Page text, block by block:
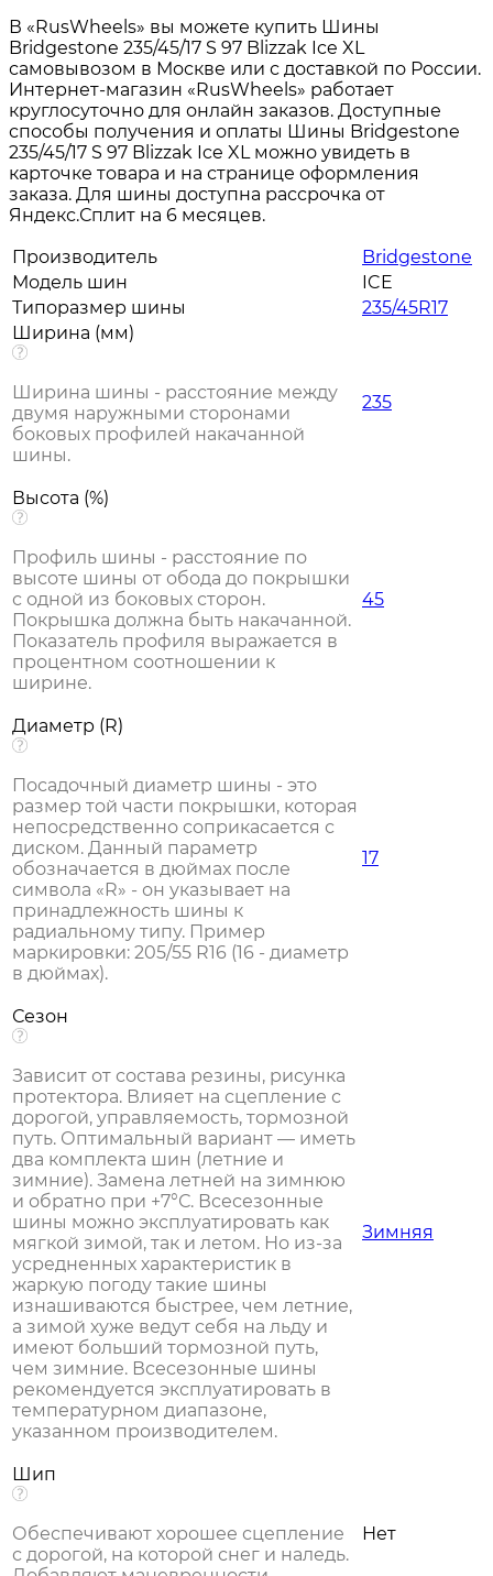
В «RusWheels» вы можете купить Шины
Bridgestone 235/45/17 S 97 Blizzak Ice XL
самовывозом в Москве или с доставкой по России.
Интернет-магазин «RusWheels» работает
круглосуточно для онлайн заказов. Доступные
способы получения и оплаты Шины Bridgestone
235/45/17 S 97 Blizzak Ice XL можно увидеть в
карточке товара и на странице оформления
заказа. Для шины доступна рассрочка от
Яндекс.Сплит на 6 месяцев.
Производитель
Bridgestone
Модель шин
ICE
Типоразмер шины
235/45R17
Ширина (мм)
Ширина шины - расстояние между
двумя наружными сторонами
боковых профилей накачанной
шины.
235
Высота (%)
Профиль шины - расстояние по
высоте шины от обода до покрышки
с одной из боковых сторон.
Покрышка должна быть накачанной.
Показатель профиля выражается в
процентном соотношении к
ширине.
45
Диаметр (R)
Посадочный диаметр шины - это
размер той части покрышки, которая
непосредственно соприкасается с
диском. Данный параметр
обозначается в дюймах после
символа «R» - он указывает на
принадлежность шины к
радиальному типу. Пример
маркировки: 205/55 R16 (16 - диаметр
в дюймах).
17
Сезон
Зависит от состава резины, рисунка
протектора. Влияет на сцепление с
дорогой, управляемость, тормозной
путь. Оптимальный вариант — иметь
два комплекта шин (летние и
зимние). Замена летней на зимнюю
и обратно при +7°С. Всесезонные
шины можно эксплуатировать как
мягкой зимой, так и летом. Но из-за
усредненных характеристик в
жаркую погоду такие шины
изнашиваются быстрее, чем летние,
а зимой хуже ведут себя на льду и
имеют больший тормозной путь,
чем зимние. Всесезонные шины
рекомендуется эксплуатировать в
температурном диапазоне,
указанном производителем.
Зимняя
Шип
Обеспечивают хорошее сцепление
с дорогой, на которой снег и наледь.
Нет